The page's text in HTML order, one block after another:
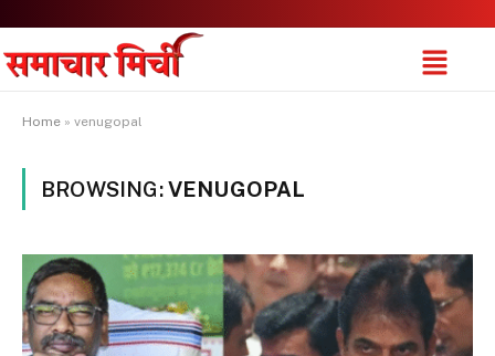
Home » venugopal
BROWSING:VENUGOPAL